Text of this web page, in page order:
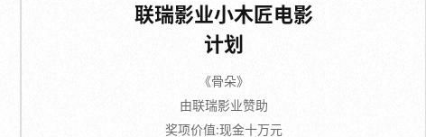
联瑞影业小木匠电影
计划
《骨朵》
由联瑞影业赞助
奖项价值:现金十万元